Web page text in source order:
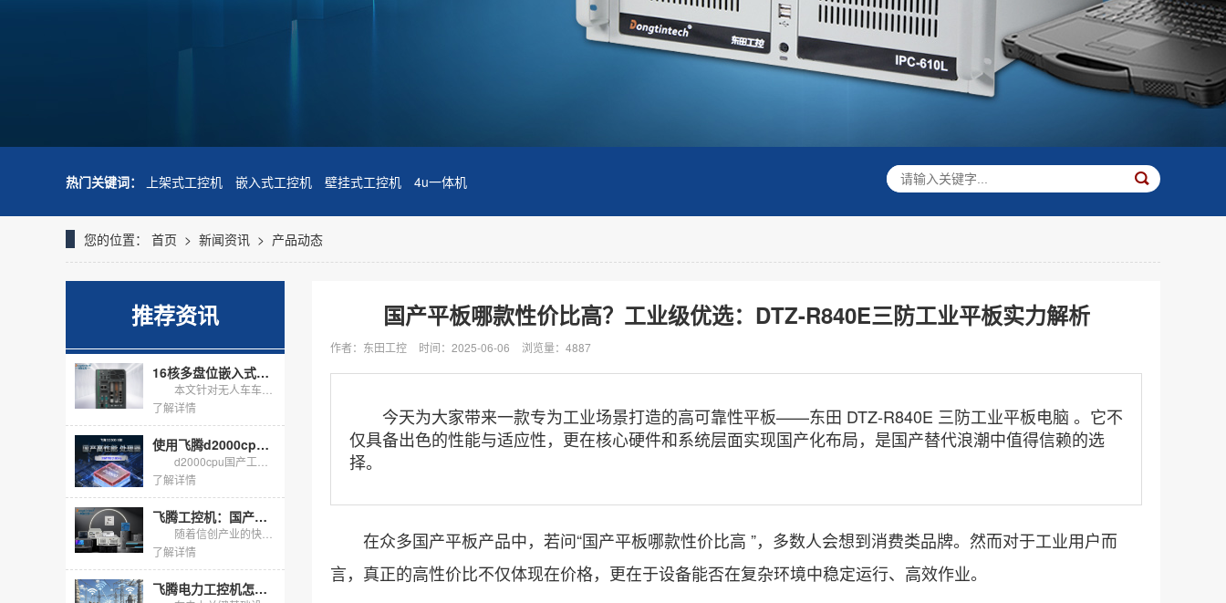
热门关键词： 上架式工控机 嵌入式工控机 壁挂式工控机 4u一体机
您的位置： 首页 > 新闻资讯 > 产品动态
推荐资讯
16核多盘位嵌入式无风扇工控机，适配无人车海量数据存储
了解详情
使用飞腾d2000cpu的国产工控机怎么选？
了解详情
飞腾工控机：国产芯、强性能、多场景，助力关键行业自主可控
了解详情
飞腾电力工控机怎么选？东田两款国产化主机适配电力规约采集
国产平板哪款性价比高？工业级优选：DTZ-R840E三防工业平板实力解析
作者：东田工控 时间：2025-06-06 浏览量：4887
今天为大家带来一款专为工业场景打造的高可靠性平板——东田 DTZ-R840E 三防工业平板电脑 。它不
仅具备出色的性能与适应性，更在核心硬件和系统层面实现国产化布局，是国产替代浪潮中值得信赖的选
择。
在众多国产平板产品中，若问“国产平板哪款性价比高 ”，多数人会想到消费类品牌。然而对于工业用户而
言，真正的高性价比不仅体现在价格，更在于设备能否在复杂环境中稳定运行、高效作业。